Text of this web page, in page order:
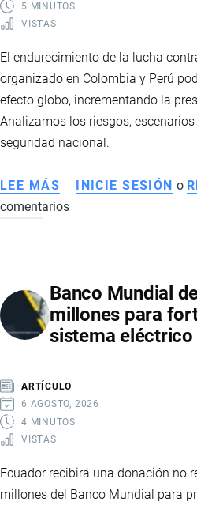
TRAFICÓ
TONELADAS
COCAÍNA
5 MINUTOS
VISTAS
El endurecimiento de la lucha
organizado en Colombia y Perú
efecto globo, incrementando la
Analizamos los riesgos,
seguridad nacional.
LEE MÁS SOBRE
EL
ECUADOR
ANTE
LA
COLOMBIA
Y
INICIE SESIÓN o
comentarios
Banco Mundial
millones para
sistema eléctrico
ARTÍCULO
6 AGOSTO, 2026
4 MINUTOS
VISTAS
Ecuador recibirá una donación no
millones del Banco Mundial para